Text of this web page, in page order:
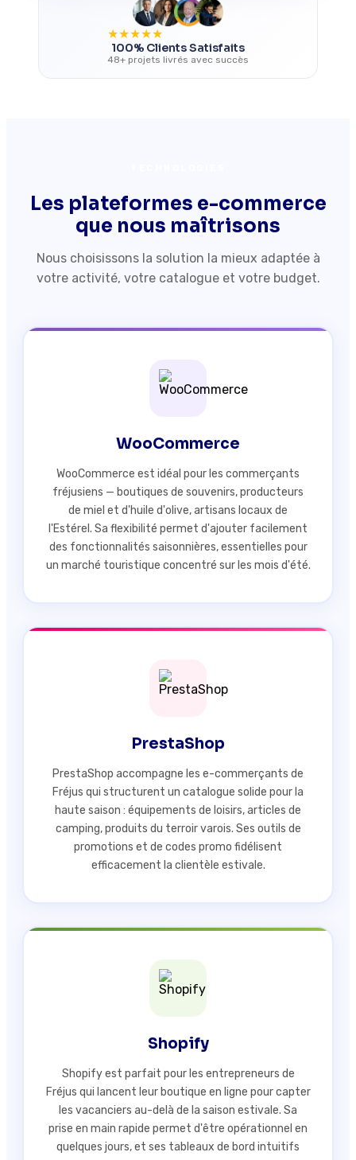
★★★★★
100% Clients Satisfaits
48+ projets livrés avec succès
Les plateformes e-commerce
que nous maîtrisons
Nous choisissons la solution la mieux adaptée à
votre activité, votre catalogue et votre budget.
WooCommerce
WooCommerce est idéal pour les commerçants
fréjusiens — boutiques de souvenirs, producteurs
de miel et d'huile d'olive, artisans locaux de
l'Estérel. Sa flexibilité permet d'ajouter facilement
des fonctionnalités saisonnières, essentielles pour
un marché touristique concentré sur les mois d'été.
PrestaShop
PrestaShop accompagne les e-commerçants de
Fréjus qui structurent un catalogue solide pour la
haute saison : équipements de loisirs, articles de
camping, produits du terroir varois. Ses outils de
promotions et de codes promo fidélisent
efficacement la clientèle estivale.
Shopify
Shopify est parfait pour les entrepreneurs de
Fréjus qui lancent leur boutique en ligne pour capter
les vacanciers au-delà de la saison estivale. Sa
prise en main rapide permet d'être opérationnel en
quelques jours, et ses tableaux de bord intuitifs